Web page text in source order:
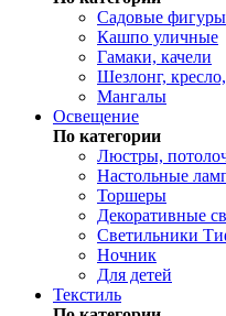
Садовые фигуры
Кашпо уличные
Гамаки, качели
Шезлонг,
Мангалы
Освещение
По категории
Люстры,
Настольные
Торшеры
Декоративные
Светильники
Ночник
Для детей
Текстиль